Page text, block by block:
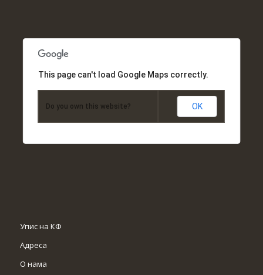
This page can't load Google Maps correctly.
Do you own this website? OK
Упис на КФ
Адреса
О нама